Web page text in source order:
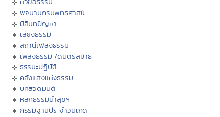
พจนานุกรมพุทธศาสน์
มิลินทปัญหา
เสียงธรรม
สถานีเพลงธรรมะ
เพลงธรรมะ/ดนตรีสมาธิ
ธรรมะปฏิบัติ
คลังแสงแห่งธรรม
บทสวดมนต์
หลักธรรมนำสุขฯ
กรรมฐานประจำวันเกิด